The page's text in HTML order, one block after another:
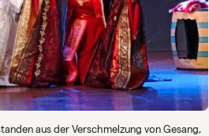
aus der Verschmelzung von Gesang,